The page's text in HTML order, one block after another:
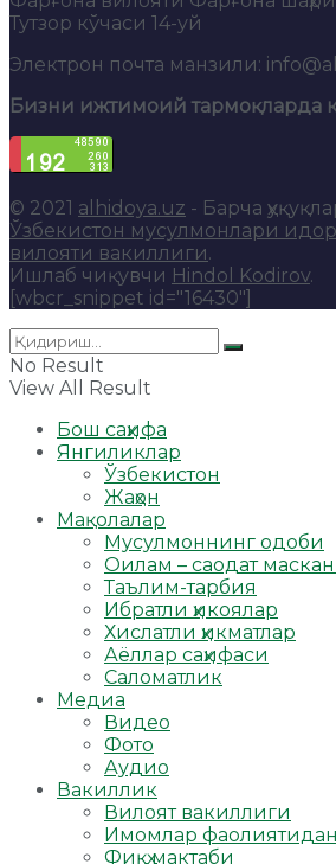
Тутзор кўчаси 14-уй
Электрон почта манзили:
Бизни ижтимоий тармоқларда
© 2021 alhidoya.uz - Барча
Ўзбекистон мусулмонлари
вилояти вакиллиги.
Ишлаб чиқувчи Hindol Kodirov.
[wbcr_snippet id="16430"]
No Result
View All Result
Бош саҳифа
Янгиликлар
Ўзбекистон
Жаҳон
Мақолалар
Мусулмоннинг одоби
Оилам – саодат
Таълим-тарбия
Ибратли ҳикоялар
Хислатли ҳикматлар
Аёллар саҳифаси
Саломатлик
Медиа
Видео
Фото
Аудио
Вакиллик
Вилоят вакиллиги
Имомлар фаолиятидан
Фиқҳ мактаби